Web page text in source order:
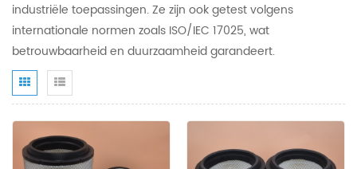
industriële toepassingen. Ze zijn ook getest volgens
internationale normen zoals ISO/IEC 17025, wat
betrouwbaarheid en duurzaamheid garandeert.